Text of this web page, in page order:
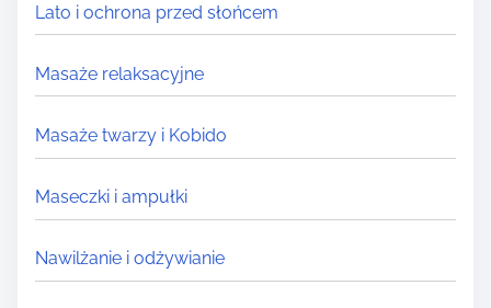
Lato i ochrona przed słońcem
Masaże relaksacyjne
Masaże twarzy i Kobido
Maseczki i ampułki
Nawilżanie i odżywianie